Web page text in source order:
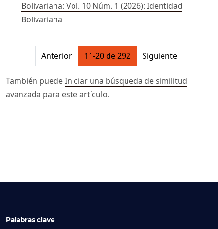
Bolivariana: Vol. 10 Núm. 1 (2026): Identidad
Bolivariana
##issue.pagination##
Anterior 11-20 de 292 Siguiente
También puedeIniciar una búsqueda de similitud
avanzada para este artículo.
Palabras clave